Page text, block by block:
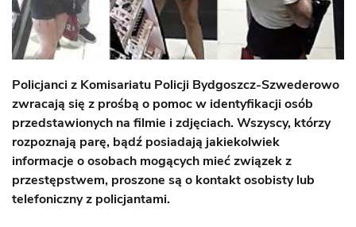
Policjanci z Komisariatu Policji Bydgoszcz-Szwederowo
zwracają się z prośbą o pomoc w identyfikacji osób
przedstawionych na filmie i zdjęciach. Wszyscy, którzy
rozpoznają parę, bądź posiadają jakiekolwiek
informacje o osobach mogących mieć związek z
przestępstwem, proszone są o kontakt osobisty lub
telefoniczny z policjantami.